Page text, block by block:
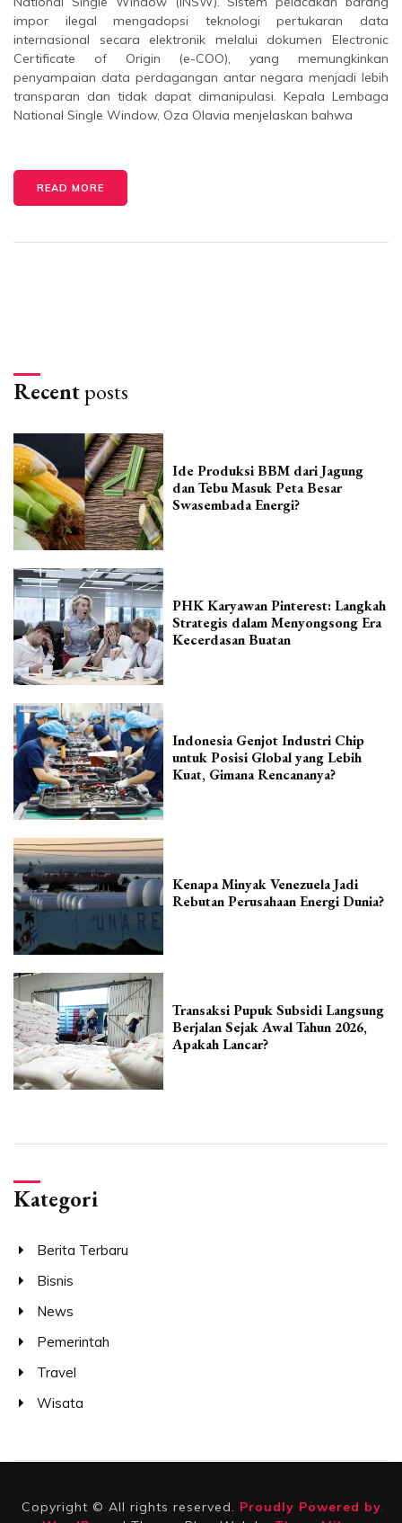
impor ilegal mengadopsi teknologi pertukaran data
internasional secara elektronik melalui dokumen Electronic
Certificate of Origin (e-COO), yang memungkinkan
penyampaian data perdagangan antar negara menjadi lebih
transparan dan tidak dapat dimanipulasi. Kepala Lembaga
National Single Window, Oza Olavia menjelaskan bahwa
READ MORE
Recentposts
Ide Produksi BBM dari Jagung
dan Tebu Masuk Peta Besar
Swasembada Energi?
PHK Karyawan Pinterest: Langkah
Strategis dalam Menyongsong Era
Kecerdasan Buatan
Indonesia Genjot Industri Chip
untuk Posisi Global yang Lebih
Kuat, Gimana Rencananya?
Kenapa Minyak Venezuela Jadi
Rebutan Perusahaan Energi Dunia?
Transaksi Pupuk Subsidi Langsung
Berjalan Sejak Awal Tahun 2026,
Apakah Lancar?
Kategori
Berita Terbaru
Bisnis
News
Pemerintah
Travel
Wisata
Copyright © All rights reserved. Proudly Powered by